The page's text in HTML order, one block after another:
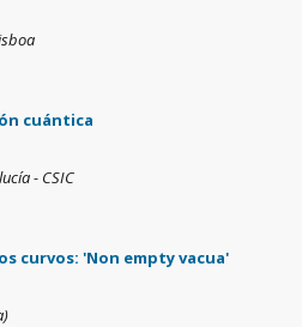
cuántica
- CSIC
curvos: 'Non empty vacua'